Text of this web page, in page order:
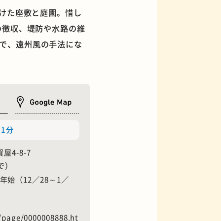
オムライス
た座敷と庭園。惜し
収、堤防や水路の維
、遠州風の手法にな
分
屋4-8-7
）
始（12／28～1／
0000008888.ht